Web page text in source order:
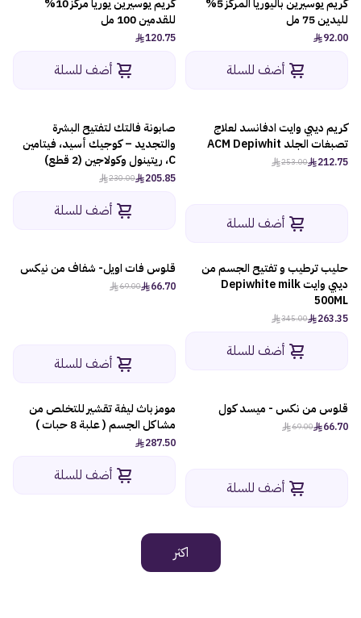
لليدين 75 مل
92.00
أضف للسلة
للقدمين 100 مل
120.75
أضف للسلة
-16%كريم ديبي وايت ادفانسد لعلاج
تصبغات الجلد ACM Depiwhit‎
212.75
253.00
أضف للسلة
صابونة فالتك لتفتيح البشرة
والتجديد – كوجيك أسيد، فيتامين
C، ريتينول وكولاجين (2 قطع)
205.85
230.00
أضف للسلة
-24%
حليب ترطيب و تفتيح الجسم من
ديبي وايت Depiwhite milk
500ML
263.35
345.00
أضف للسلة
-4%
قلوس فات اويل- شفاف من نيكس
66.70
69.00
أضف للسلة
قلوس من نكس - ميسد كول
66.70
69.00
أضف للسلة
مومز باث ليفة تقشير للتخلص من
مشاكل الجسم ( علبة 8 حبات )
287.50
أضف للسلة
اكثر